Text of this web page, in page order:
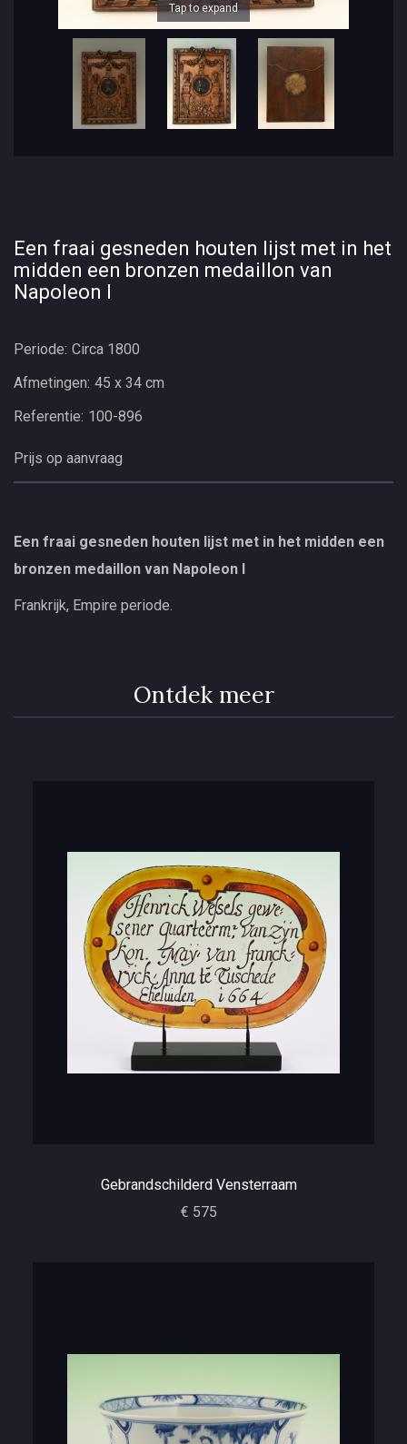
Tap to expand
Een fraai gesneden houten lijst met in het
midden een bronzen medaillon van
Napoleon I
Periode: Circa 1800
Afmetingen: 45 x 34 cm
Referentie: 100-896
Prijs op aanvraag
Een fraai gesneden houten lijst met in het midden een
bronzen medaillon van Napoleon I
Frankrijk, Empire periode.
Ontdek meer
Gebrandschilderd Vensterraam
€ 575